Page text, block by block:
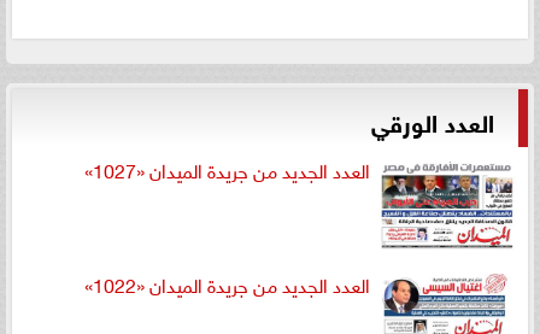
العدد الورقي
العدد الجديد من جريدة الميدان «1027»
العدد الجديد من جريدة الميدان «1022»